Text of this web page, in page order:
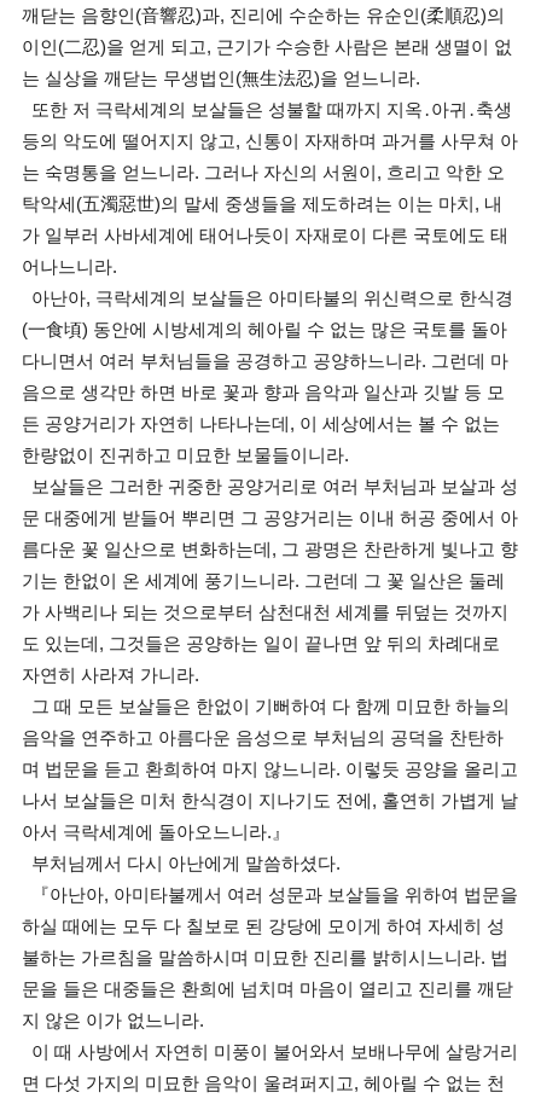
깨닫는 음향인(音響忍)과, 진리에 수순하는 유순인(柔順忍)의
이인(二忍)을 얻게 되고, 근기가 수승한 사람은 본래 생멸이 없
는 실상을 깨닫는 무생법인(無生法忍)을 얻느니라.
또한 저 극락세계의 보살들은 성불할 때까지 지옥․아귀․축생
등의 악도에 떨어지지 않고, 신통이 자재하며 과거를 사무쳐 아
는 숙명통을 얻느니라. 그러나 자신의 서원이, 흐리고 악한 오
탁악세(五濁惡世)의 말세 중생들을 제도하려는 이는 마치, 내
가 일부러 사바세계에 태어나듯이 자재로이 다른 국토에도 태
어나느니라.
아난아, 극락세계의 보살들은 아미타불의 위신력으로 한식경
(一食頃) 동안에 시방세계의 헤아릴 수 없는 많은 국토를 돌아
다니면서 여러 부처님들을 공경하고 공양하느니라. 그런데 마
음으로 생각만 하면 바로 꽃과 향과 음악과 일산과 깃발 등 모
든 공양거리가 자연히 나타나는데, 이 세상에서는 볼 수 없는
한량없이 진귀하고 미묘한 보물들이니라.
보살들은 그러한 귀중한 공양거리로 여러 부처님과 보살과 성
문 대중에게 받들어 뿌리면 그 공양거리는 이내 허공 중에서 아
름다운 꽃 일산으로 변화하는데, 그 광명은 찬란하게 빛나고 향
기는 한없이 온 세계에 풍기느니라. 그런데 그 꽃 일산은 둘레
가 사백리나 되는 것으로부터 삼천대천 세계를 뒤덮는 것까지
도 있는데, 그것들은 공양하는 일이 끝나면 앞 뒤의 차례대로
자연히 사라져 가니라.
그 때 모든 보살들은 한없이 기뻐하여 다 함께 미묘한 하늘의
음악을 연주하고 아름다운 음성으로 부처님의 공덕을 찬탄하
며 법문을 듣고 환희하여 마지 않느니라. 이렇듯 공양을 올리고
나서 보살들은 미처 한식경이 지나기도 전에, 홀연히 가볍게 날
아서 극락세계에 돌아오느니라.』
부처님께서 다시 아난에게 말씀하셨다.
『아난아, 아미타불께서 여러 성문과 보살들을 위하여 법문을
하실 때에는 모두 다 칠보로 된 강당에 모이게 하여 자세히 성
불하는 가르침을 말씀하시며 미묘한 진리를 밝히시느니라. 법
문을 들은 대중들은 환희에 넘치며 마음이 열리고 진리를 깨닫
지 않은 이가 없느니라.
이 때 사방에서 자연히 미풍이 불어와서 보배나무에 살랑거리
면 다섯 가지의 미묘한 음악이 울려퍼지고, 헤아릴 수 없는 천